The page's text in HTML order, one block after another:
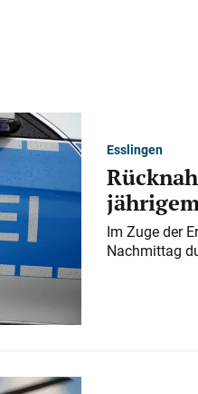
Esslingen
Im Zuge der
Nachmittag